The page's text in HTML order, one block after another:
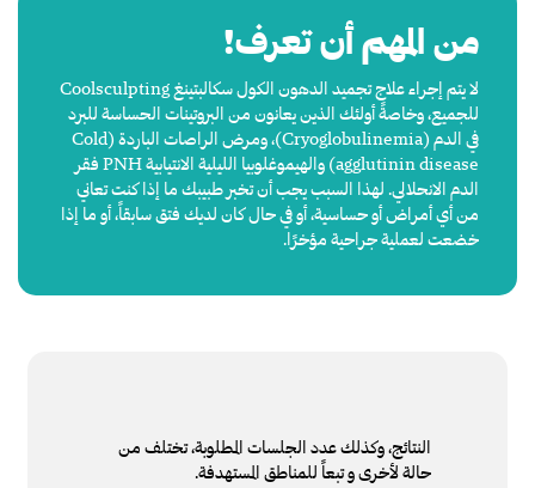
من المهم أن تعرف!
لا يتم إجراء علاج تجميد الدهون الكول سكالبتينغ Coolsculpting
للجميع، وخاصةً أولئك الذين يعانون من البروتينات الحساسة للبرد
في الدم (Cryoglobulinemia)، ومرض الراصات الباردة (Cold
agglutinin disease) والهيموغلوبيا الليلية الانتيابية PNH فقر
الدم الانحلالي. لهذا السبب يجب أن تخبر طبيبك ما إذا كنت تعاني
من أي أمراض أو حساسية، أو في حال كان لديك فتق سابقاً، أو ما إذا
خضعت لعملية جراحية مؤخرًا.
النتائج، وكذلك عدد الجلسات المطلوبة، تختلف من
حالة لأخرى و تبعاً للمناطق المستهدفة.